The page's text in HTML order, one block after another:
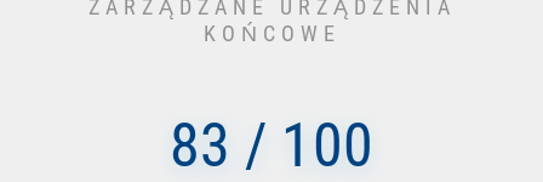
ZARZĄDZANE URZĄDZENIA
KOŃCOWE
83 / 100